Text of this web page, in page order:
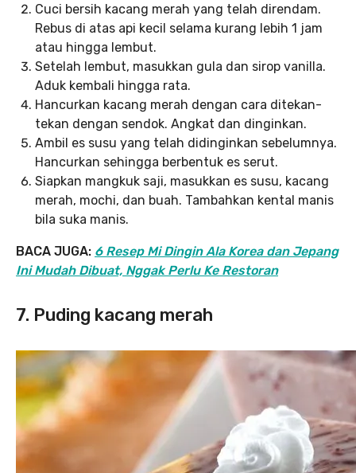
Cuci bersih kacang merah yang telah direndam.
Rebus di atas api kecil selama kurang lebih 1 jam
atau hingga lembut.
Setelah lembut, masukkan gula dan sirop vanilla.
Aduk kembali hingga rata.
Hancurkan kacang merah dengan cara ditekan-
tekan dengan sendok. Angkat dan dinginkan.
Ambil es susu yang telah didinginkan sebelumnya.
Hancurkan sehingga berbentuk es serut.
Siapkan mangkuk saji, masukkan es susu, kacang
merah, mochi, dan buah. Tambahkan kental manis
bila suka manis.
BACA JUGA: 6 Resep Mi Dingin Ala Korea dan Jepang
Ini Mudah Dibuat, Nggak Perlu Ke Restoran
7. Puding kacang merah